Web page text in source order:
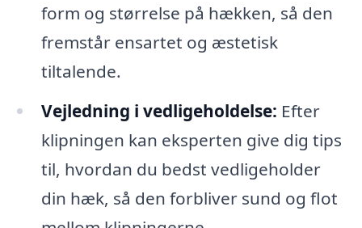
form og størrelse på hækken, så den
fremstår ensartet og æstetisk
tiltalende.
Vejledning i vedligeholdelse: Efter
klipningen kan eksperten give dig tips
til, hvordan du bedst vedligeholder
din hæk, så den forbliver sund og flot